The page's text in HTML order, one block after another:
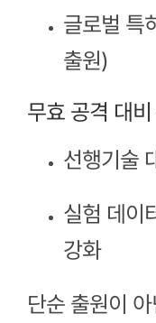
글로벌 특
출원)
무효 공격 대비
선행기술
실험 데이
강화
단순 출원이